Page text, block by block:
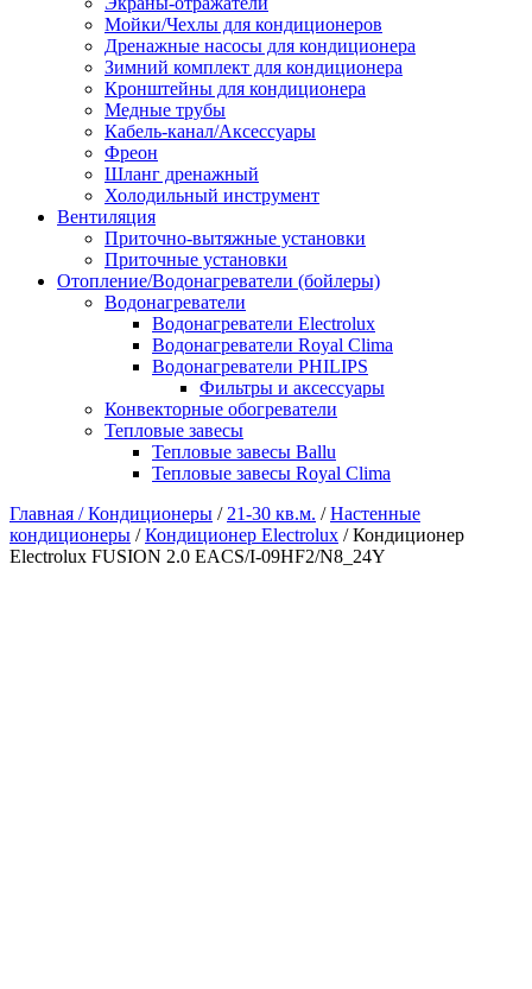
Мойки/Чехлы для кондиционеров
Дренажные насосы для кондиционера
Зимний комплект для кондиционера
Кронштейны для кондиционера
Медные трубы
Кабель-канал/Аксессуары
Фреон
Шланг дренажный
Холодильный инструмент
Вентиляция
Приточно-вытяжные установки
Приточные установки
Отопление/Водонагреватели (бойлеры)
Водонагреватели
Водонагреватели Electrolux
Водонагреватели Royal Clima
Водонагреватели PHILIPS
Фильтры и аксессуары
Конвекторные обогреватели
Тепловые завесы
Тепловые завесы Ballu
Тепловые завесы Royal Clima
Главная /Кондиционеры / 21-30 кв.м. /Настенные
кондиционеры /Кондиционер Electrolux / Кондиционер
Electrolux FUSION 2.0 EACS/I-09HF2/N8_24Y